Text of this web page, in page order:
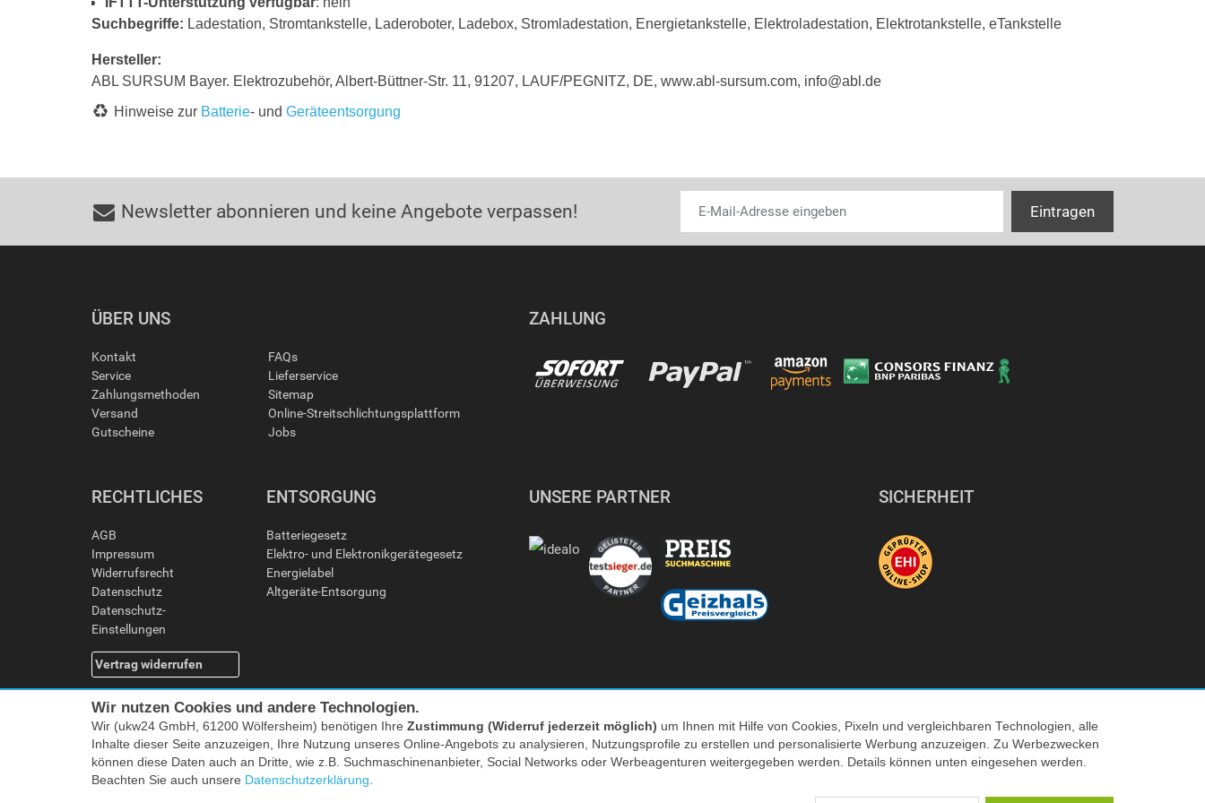
Suchbegriffe: Ladestation, Stromtankstelle, Laderoboter, Ladebox, Stromladestation, Energietankstelle, Elektroladestation, Elektrotankstelle, eTankstelle
Hersteller:
ABL SURSUM Bayer. Elektrozubehör, Albert-Büttner-Str. 11, 91207, LAUF/PEGNITZ, DE, www.abl-sursum.com, info@abl.de
Hinweise zur Batterie- und Geräteentsorgung
Newsletter abonnieren und keine Angebote verpassen!
ÜBER UNS
Kontakt
Service
Zahlungsmethoden
Versand
Gutscheine
FAQs
Lieferservice
Sitemap
Online-Streitschlichtungsplattform
Jobs
ZAHLUNG
RECHTLICHES
AGB
Impressum
Widerrufsrecht
Datenschutz
Datenschutz-
Einstellungen
Vertrag widerrufen
ENTSORGUNG
Batteriegesetz
Elektro- und Elektronikgerätegesetz
Energielabel
Altgeräte-Entsorgung
UNSERE PARTNER SICHERHEIT
Facebook |twitter © 2026 Tecedo
Wir nutzen Cookies und andere Technologien.
Wir (ukw24 GmbH, 61200 Wölfersheim) benötigen Ihre Zustimmung (Widerruf jederzeit möglich) um Ihnen mit Hilfe von Cookies, Pixeln und vergleichbaren Technologien, alle
Inhalte dieser Seite anzuzeigen, Ihre Nutzung unseres Online-Angebots zu analysieren, Nutzungsprofile zu erstellen und personalisierte Werbung anzuzeigen. Zu Werbezwecken
können diese Daten auch an Dritte, wie z.B. Suchmaschinenanbieter, Social Networks oder Werbeagenturen weitergegeben werden. Details können unten eingesehen werden.
Beachten Sie auch unsere Datenschutzerklärung.